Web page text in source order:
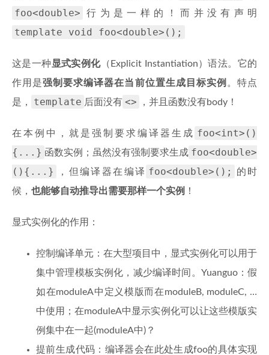
foo<double> 行为是一样的！而并没有声明
template void foo<double>();
这是一种 显式实例化（Explicit Instantiation）语法。它的
作用是强制要求编译器在当前位置生成目标实例 。特点
是，
template 后面没有 <> ，并且函数没有body！
在本例中，就是强制要求编译器生成 foo<int>()
{...} 函数实例；虽然没有强制要求生成 foo<double>
(){...}
，但编译器在编译 foo<double>();
的时
候， 也能够自动推导出需要那样一个实例 ！
显式实例化的作用：
控制编译单元：在大型项目中，显式实例化可以用于
集中管理模板实例化，减少编译时间。Yuanguo：假
如在moduleA中定义模版而在moduleB, moduleC, …
中使用；在moduleA中显示实例化可以让这些模版实
例集中在一起(moduleA中)？
提前生成代码：编译器会在此处生成foo的具体实现